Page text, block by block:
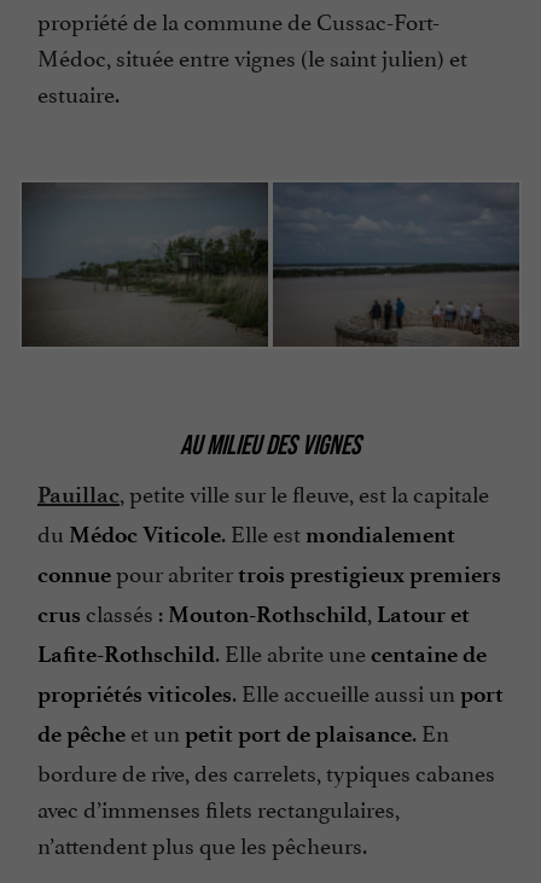
propriété de la commune de Cussac-Fort-
Médoc, située entre vignes (le saint julien) et
estuaire.
AU MILIEU DES VIGNES
Pauillac, petite ville sur le fleuve, est la capitale
du Médoc Viticole. Elle est mondialement
connuepour abritertrois prestigieux premiers
crus classés : Mouton-Rothschild, Latour et
Lafite-Rothschild. Elle abrite unecentaine de
propriétés viticoles. Elle accueille aussi un port
de pêche et un petit port de plaisance. En
bordure de rive, des carrelets, typiques cabanes
avec d’immenses filets rectangulaires,
n’attendent plus que les pêcheurs.